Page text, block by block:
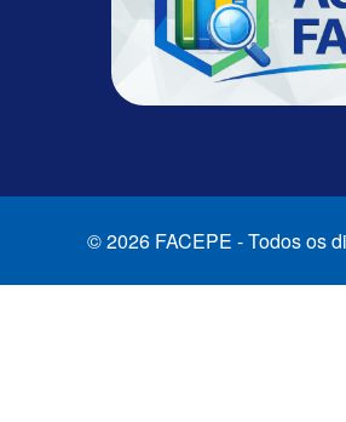
© 2026 FACEPE - Todos os